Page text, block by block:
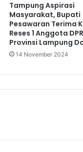
Tampung Aspirasi
Masyarakat, Bupati
Pesawaran Terima
Reses 1 Anggota
Provinsi Lampung
14 November 2024